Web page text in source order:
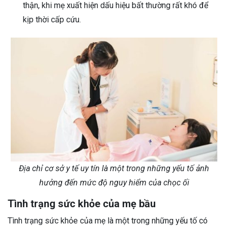
thận, khi mẹ xuất hiện dấu hiệu bất thường rất khó để
kịp thời cấp cứu.
Địa chỉ cơ sở y tế uy tín là một trong những yếu tố ảnh
hưởng đến mức độ nguy hiểm của chọc ối
Tình trạng sức khỏe của mẹ bầu
Tình trạng sức khỏe của mẹ là một trong những yếu tố có